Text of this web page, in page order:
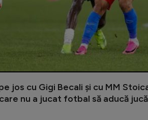
jos cu Gigi Becali și cu MM
nu a jucat fotbal să aducă